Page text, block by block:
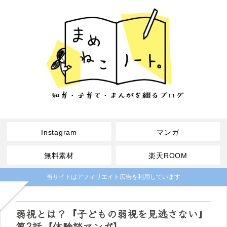
Instagram マンガ
無料素材 楽天ROOM
当サイトはアフィリエイト広告を利用しています
弱視とは？『子どもの弱視を見逃さない』